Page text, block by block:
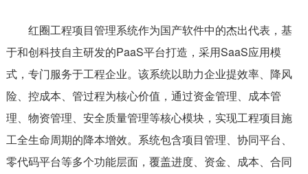
红圈工程项目管理系统作为国产软件中的杰出代表，基
于和创科技自主研发的PaaS平台打造，采用SaaS应用模
式，专门服务于工程企业。该系统以助力企业提效率、降风
险、控成本、管过程为核心价值，通过资金管理、成本管
理、物资管理、安全质量管理等核心模块，实现工程项目施
工全生命周期的降本增效。系统包含项目管理、协同平台、
零代码平台等多个功能层面，覆盖进度、资金、成本、合同